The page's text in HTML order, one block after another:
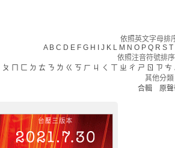
依照英文字母排
A B C D E F G H J K L M N O P Q R S T
依照注音符號排
ㄆ ㄈ ㄉ ㄊ ㄋ ㄌ ㄍ ㄎ ㄏ ㄐ ㄑ ㄓ ㄔ ㄕ ㄖ ㄗ ㄘ
其他分類
合輯
原聲